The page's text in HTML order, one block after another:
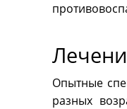
Опытные
разных